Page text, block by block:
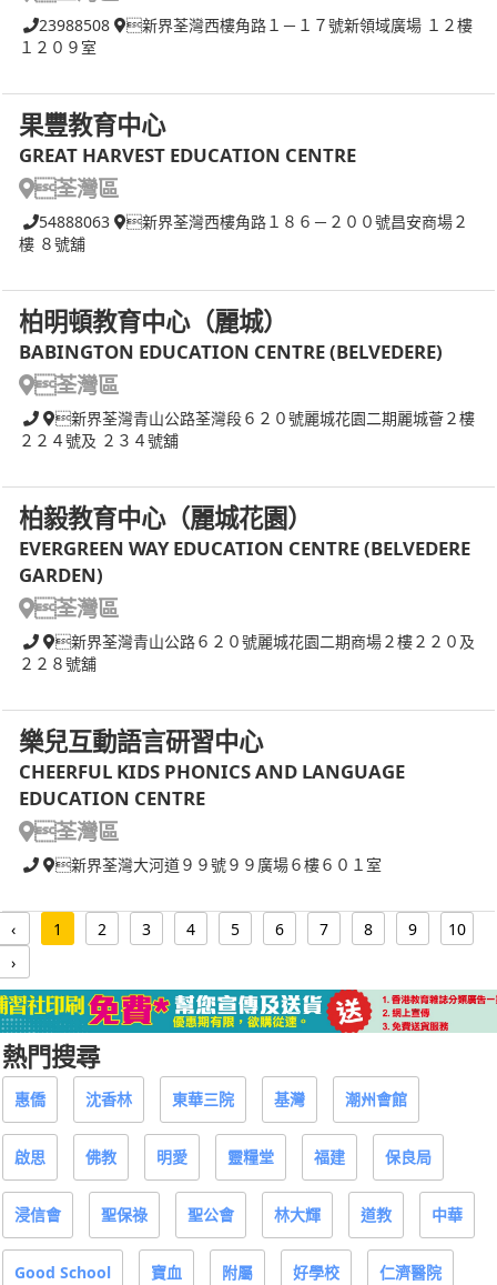
23988508
新界荃灣西樓角路１－１７號新領域廣場 １２樓
１２０９室
果豐教育中心
GREAT HARVEST EDUCATION CENTRE
荃灣區
54888063
新界荃灣西樓角路１８６－２００號昌安商場２
樓 ８號舖
柏明頓教育中心（麗城）
BABINGTON EDUCATION CENTRE (BELVEDERE)
荃灣區
新界荃灣青山公路荃灣段６２０號麗城花園二期麗城薈２樓
２２４號及 ２３４號舖
柏毅教育中心（麗城花園）
EVERGREEN WAY EDUCATION CENTRE (BELVEDERE
GARDEN)
荃灣區
新界荃灣青山公路６２０號麗城花園二期商場２樓２２０及
２２８號舖
樂兒互動語言研習中心
CHEERFUL KIDS PHONICS AND LANGUAGE
EDUCATION CENTRE
荃灣區
新界荃灣大河道９９號９９廣場６樓６０１室
‹ 1 2 3 4 5 6 7 8 9
10
›
熱門搜尋
惠僑 沈香林 東華三院 基灣 潮州會館
啟思 佛教 明愛 靈糧堂 福建 保良局
浸信會 聖保祿 聖公會 林大輝 道教 中華
Good School 寶血 附屬 好學校 仁濟醫院